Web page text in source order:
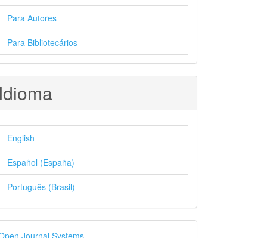
Para Autores
Para Bibliotecários
English
Español (España)
Português (Brasil)
Journal Systems